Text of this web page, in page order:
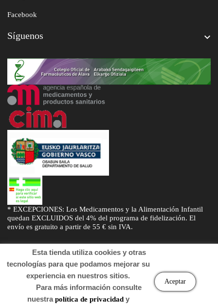
Facebook
Síguenos 
* EXCEPCIONES: Los Medicamentos y la Alimentación Infantil
quedan EXCLUIDOS del 4% del programa de fidelización. El
envío es gratuito a partir de 55 € sin IVA.
Esta tienda utiliza cookies y otras
tecnologías para que podamos mejorar su
experiencia en nuestros sitios.
Para más información consulte
nuestrapolítica de privacidady
Aceptar
© Desarrollado porSogifaryDTD Soluciones
. Derechos de autor
2022 Farmacia.